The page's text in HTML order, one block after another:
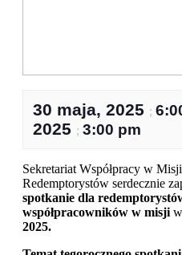
30 maja, 2025 ;
2025 ; 3:00 pm
Sekretariat Współpracy w
Redemptorystów serdecznie
spotkanie dla
współpracowników w misji
2025.